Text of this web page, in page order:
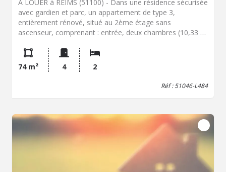
A LOUER à REIMS (51100) - Dans une résidence sécurisée
avec gardien et parc, un appartement de type 3,
entièrement rénové, situé au 2ème étage sans
ascenseur, comprenant : entrée, deux chambres (10,33 &
une cuisine meublée et équipé ouverte sur un séjour
double, ensoleillé. Parking en sous-sol et cellier. Surface :
74,50 m² - DPE en C (142) et GES en D (33) - Chauffage
individuel au gaz. Loyer mensuel : 740 € - Provision pour
septembre 2026 mais possibilité de le libérer avant.
74 m² 4 2
Réf : 51046-L484